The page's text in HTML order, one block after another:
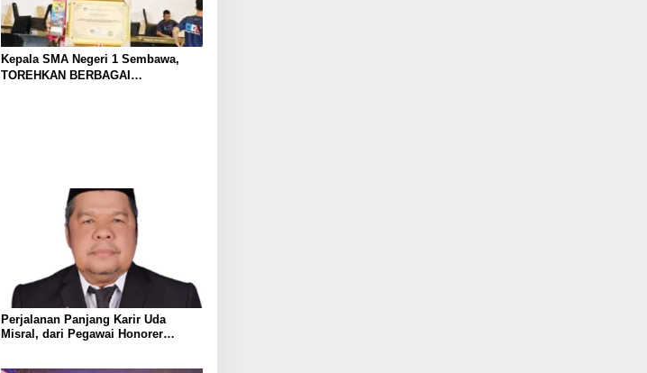
Kepala SMA Negeri 1 Sembawa,
TOREHKAN BERBAGAI
Perjalanan Panjang Karir Uda
Misral, dari Pegawai Honorer